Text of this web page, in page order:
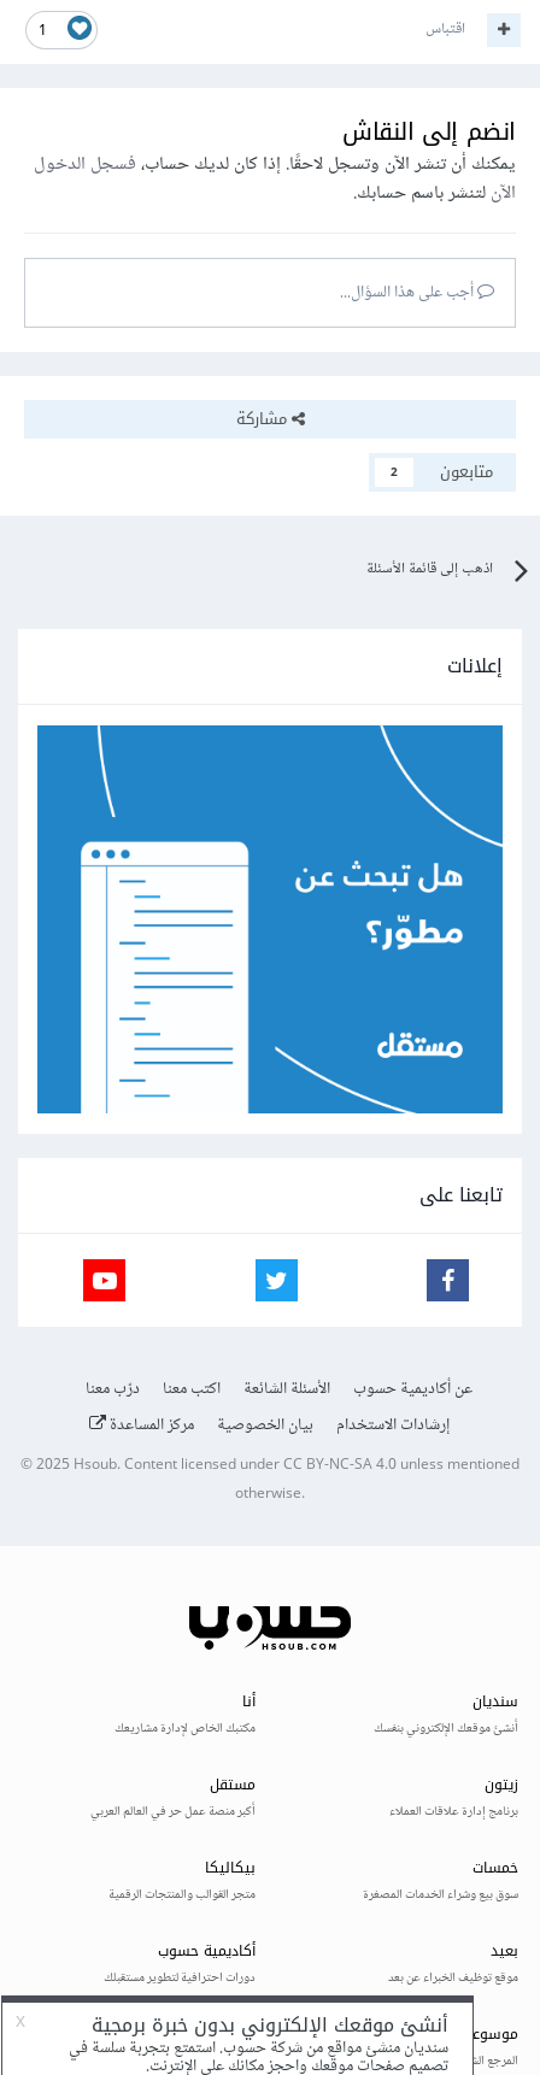
1 اقتباس
انضم إلى النقاش
يمكنك أن تنشر الآن وتسجل لاحقًا. إذا كان لديك حساب،فسجل الدخول
الآنلتنشر باسم حسابك.
أجب على هذا السؤال...
مشاركة
متابعون
2
اذهب إلى قائمة الأسئلة
إعلانات
تابعنا على
عن أكاديمية حسوب الأسئلة الشائعة اكتب معنا
درّب معنا
إرشادات الاستخدام
بيان الخصوصية مركز المساعدة
© 2025Hsoub.Content licensed underCC BY-NC-SA 4.0unless mentioned
otherwise.